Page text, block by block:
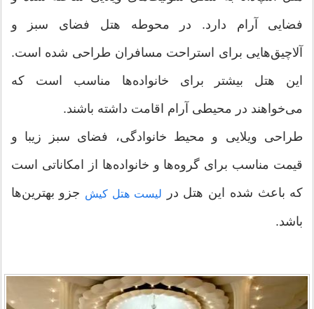
فضایی آرام دارد. در محوطه هتل فضای سبز و
آلاچیق‌هایی برای استراحت مسافران طراحی شده است.
این هتل بیشتر برای خانواده‌ها مناسب است که
می‌خواهند در محیطی آرام اقامت داشته باشند.
طراحی ویلایی و محیط خانوادگی، فضای سبز زیبا و
قیمت مناسب برای گروه‌ها و خانواده‌ها از امکاناتی است
که باعث شده این هتل در
لیست هتل کیش جزو بهترین‌ها
باشد.